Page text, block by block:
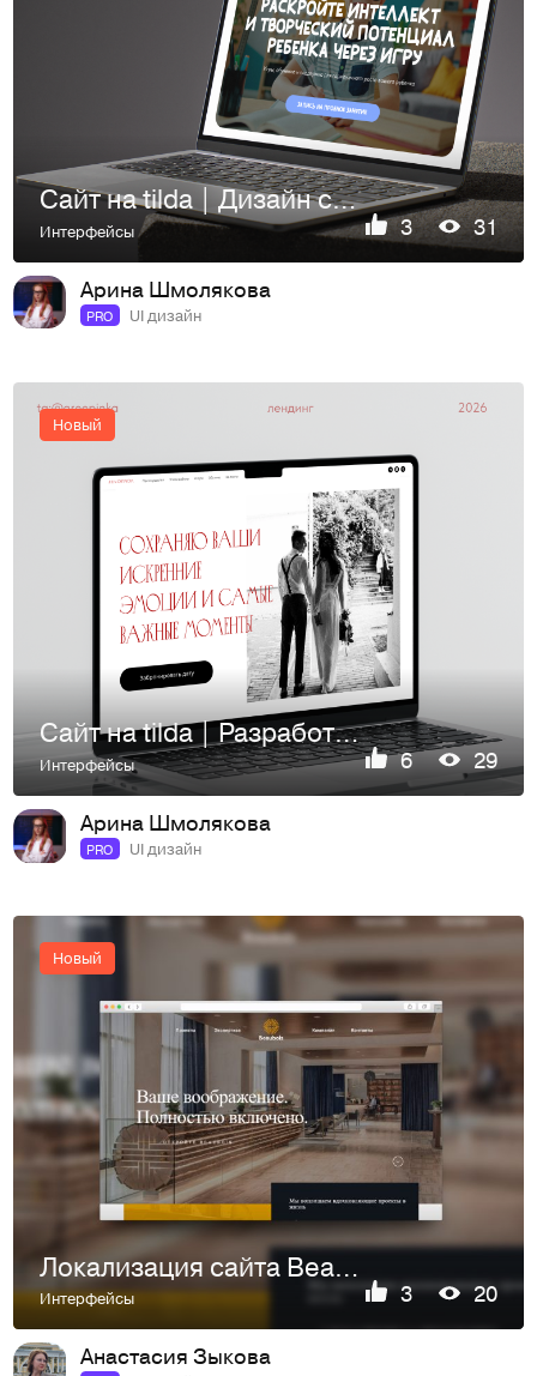
Сайт на tilda | Дизайн сайта | Web Design
Интерфейсы 3 31
Арина Шмолякова
PRO UI дизайн
Новый
Сайт на tilda | Разработка лендинга | Web Desing
Интерфейсы 6 29
Арина Шмолякова
PRO UI дизайн
Новый
Локализация сайта Beaubois
Интерфейсы 3 20
Анастасия Зыкова